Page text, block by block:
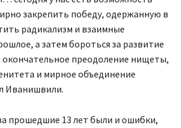
закрепить победу, одержанную в
радикализм и взаимные
а затем бороться за развитие
окончательное преодоление нищеты,
и мирное объединение
Иванишвили.
прошедшие 13 лет были и ошибки,